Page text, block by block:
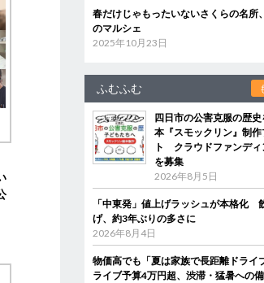
春だけじゃもったいないさくらの名所
のマルシェ
2025年10月23日
ふむふむ
四日市の公害克服の歴
本『スモックリン』制作
ト クラウドファンディ
を募集
2026年8月5日
「中東発」値上げラッシュが本格化
げ、約3年ぶりの多さに
2026年8月4日
物価高でも「夏は家族で長距離ドラ
ライブ予算4万円超、渋滞・猛暑への